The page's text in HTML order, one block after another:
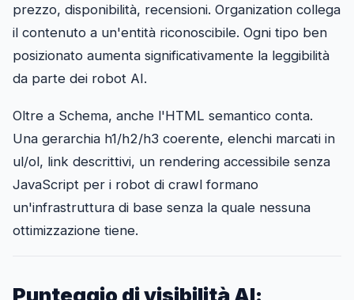
prezzo, disponibilità, recensioni. Organization collega
il contenuto a un'entità riconoscibile. Ogni tipo ben
posizionato aumenta significativamente la leggibilità
da parte dei robot AI.
Oltre a Schema, anche l'HTML semantico conta.
Una gerarchia h1/h2/h3 coerente, elenchi marcati in
ul/ol, link descrittivi, un rendering accessibile senza
JavaScript per i robot di crawl formano
un'infrastruttura di base senza la quale nessuna
ottimizzazione tiene.
Punteggio di visibilità AI: